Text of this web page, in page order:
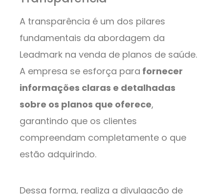
A transparência é um dos pilares
fundamentais da abordagem da
Leadmark na venda de planos de saúde.
A empresa se esforça para fornecer
informações claras e detalhadas
sobre os planos que oferece,
garantindo que os clientes
compreendam completamente o que
estão adquirindo.
Dessa forma, realiza a divulgação de